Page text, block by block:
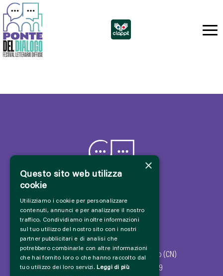
© 2024 - Comune di Dronero
Via Giovanni Giolitti, 47 - 12025 Dronero (CN)
Codice fiscale - P. IVA: 00183100049
×
Questo sito web utilizza
cookie
Utilizziamo i cookie per personalizzare
contenuti, annunci e per analizzare il nostro
traffico. Condividiamo inoltre informazioni
sul tuo utilizzo del nostro sito con i nostri
partner pubblicitari e di analisi che
potrebbero combinarle con altre informazioni
che hai fornito loro o che hanno raccolto dal
tuo utilizzo dei loro servizi. Leggi di più